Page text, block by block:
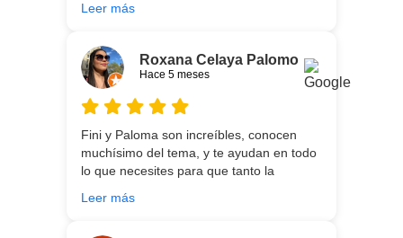
personalizando totalmente las
agradables y tan cercanas que la
experiencia es fantástica. Puntualizar
también que los chicos que nos trajeron y
montaron todo lo hicieron perfectamente,
perfectamente y a nuestro gusto, además
muy rápidos. Volveremos a contar con
ellos para futuras compras. Muchas
gracias!
Leer más
Roxana Celaya Palomo
Hace 5 meses
Fini y Paloma son increíbles, conocen
muchísimo del tema, y te ayudan en todo
lo que necesites para que tanto la
que estés necesitando sean los mejores.
Leer más